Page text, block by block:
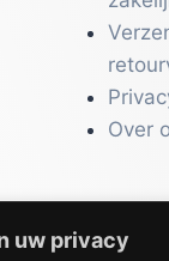
uw privacy
Over